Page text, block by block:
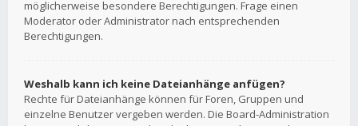
möglicherweise besondere Berechtigungen. Frage einen
Moderator oder Administrator nach entsprechenden
Berechtigungen.
Weshalb kann ich keine Dateianhänge anfügen?
Rechte für Dateianhänge können für Foren, Gruppen und
einzelne Benutzer vergeben werden. Die Board-Administration